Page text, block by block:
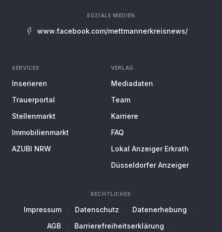
SOZIALE MEDIEN
www.facebook.com/mettmannerkreisnews/
SERVICES
Inserieren
Trauerportal
Stellenmarkt
Immobilienmarkt
AZUBI NRW
VERLAG
Mediadaten
Team
Karriere
FAQ
Lokal Anzeiger Erkrath
Düsseldorfer Anzeiger
RECHTLICHES
Impressum Datenschutz
Datenerhebung
AGB
Barrierefreiheitserklärung